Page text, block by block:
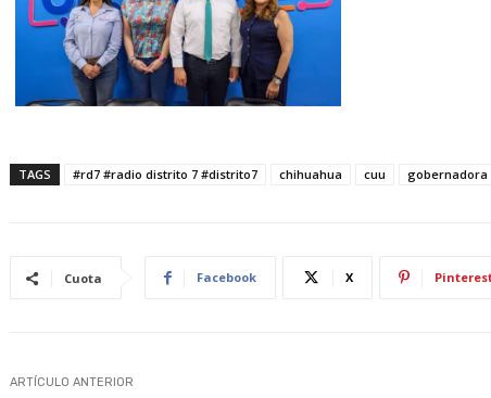
TAGS #rd7 #radio distrito 7 #distrito7 chihuahua cuu gobernadora
Cuota Facebook X
ARTÍCULO ANTERIOR